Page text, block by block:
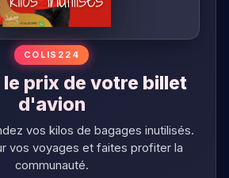
le prix de votre billet
d'avion
vos kilos de bagages inutilisés.
vos voyages et faites profiter la
communauté.
Revendre mes kilos